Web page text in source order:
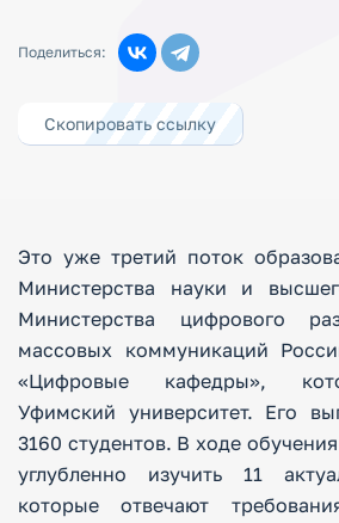
Поделиться:
Скопировать ссылку
Это уже третий поток
Министерства науки и
Министерства цифрового
массовых коммуникаций
«Цифровые кафедры»,
Уфимский университет. Его
3160 студентов. В ходе
углубленно изучить 11
которые отвечают